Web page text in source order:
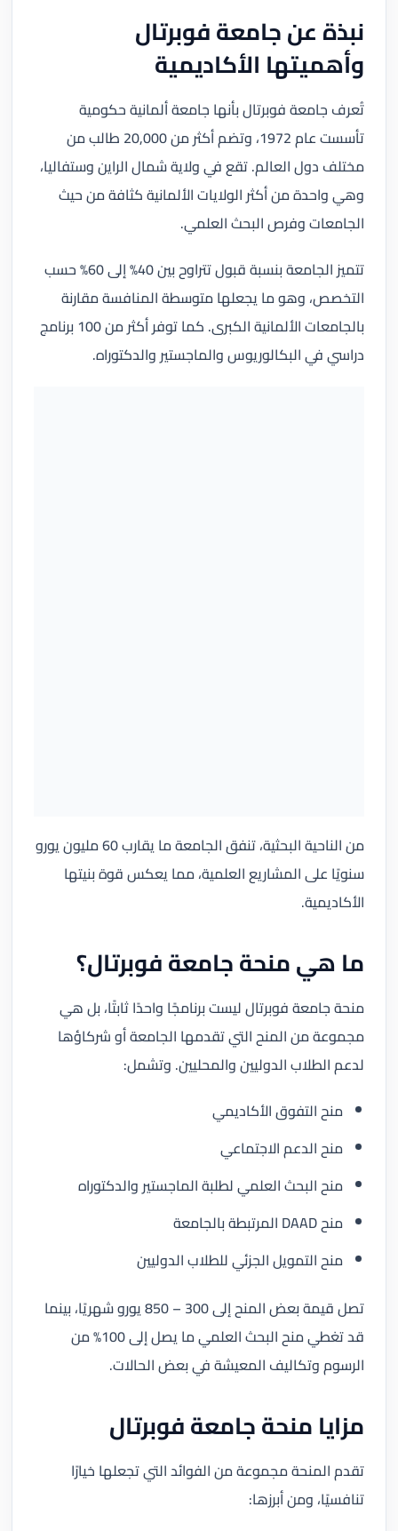
نبذة عن جامعة فوبرتال
وأهميتها الأكاديمية
تُعرف جامعة فوبرتال بأنها جامعة ألمانية حكومية
تأسست عام 1972، وتضم أكثر من 20,000 طالب من
مختلف دول العالم. تقع في ولاية شمال الراين وستفاليا،
وهي واحدة من أكثر الولايات الألمانية كثافة من حيث
الجامعات وفرص البحث العلمي.
تتميز الجامعة بنسبة قبول تتراوح بين 40% إلى 60% حسب
التخصص، وهو ما يجعلها متوسطة المنافسة مقارنة
بالجامعات الألمانية الكبرى. كما توفر أكثر من 100 برنامج
دراسي في البكالوريوس والماجستير والدكتوراه.
من الناحية البحثية، تنفق الجامعة ما يقارب 60 مليون يورو
سنويًا على المشاريع العلمية، مما يعكس قوة بنيتها
الأكاديمية.
ما هي منحة جامعة فوبرتال؟
منحة جامعة فوبرتال ليست برنامجًا واحدًا ثابتًا، بل هي
مجموعة من المنح التي تقدمها الجامعة أو شركاؤها
لدعم الطلاب الدوليين والمحليين. وتشمل:
منح التفوق الأكاديمي
منح الدعم الاجتماعي
منح البحث العلمي لطلبة الماجستير والدكتوراه
منح DAAD المرتبطة بالجامعة
منح التمويل الجزئي للطلاب الدوليين
تصل قيمة بعض المنح إلى 300 – 850 يورو شهريًا، بينما
قد تغطي منح البحث العلمي ما يصل إلى 100% من
الرسوم وتكاليف المعيشة في بعض الحالات.
مزايا منحة جامعة فوبرتال
تقدم المنحة مجموعة من الفوائد التي تجعلها خيارًا
تنافسيًا، ومن أبرزها: